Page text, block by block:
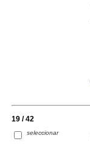
19 / 42
seleccionar